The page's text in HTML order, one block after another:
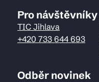
Pro návštěvníky
TIC Jihlava
+420 733 644 693
Odběr novinek